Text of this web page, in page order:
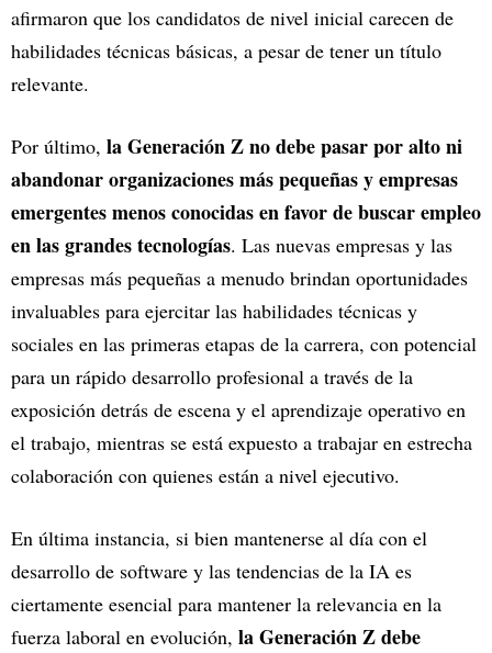
afirmaron que los candidatos de nivel inicial carecen de
habilidades técnicas básicas, a pesar de tener un título
relevante.
Por último, la Generación Z no debe pasar por alto ni
abandonar organizaciones más pequeñas y empresas
emergentes menos conocidas en favor de buscar empleo
en las grandes tecnologías. Las nuevas empresas y las
empresas más pequeñas a menudo brindan oportunidades
invaluables para ejercitar las habilidades técnicas y
sociales en las primeras etapas de la carrera, con potencial
para un rápido desarrollo profesional a través de la
exposición detrás de escena y el aprendizaje operativo en
el trabajo, mientras se está expuesto a trabajar en estrecha
colaboración con quienes están a nivel ejecutivo.
En última instancia, si bien mantenerse al día con el
desarrollo de software y las tendencias de la IA es
ciertamente esencial para mantener la relevancia en la
fuerza laboral en evolución, la Generación Z debe